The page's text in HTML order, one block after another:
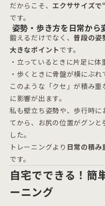
だからこそ、 エクササイズで
です。
姿勢・歩き方を日常から
鍛えるだけでなく、普段の姿
大きなポイントです。
・立っているときに片足に
・歩くときに骨盤が横にぶれ
このような「クセ」が積み
に影響が出ます。
私も壁立ち姿勢や、歩行時
てから、お尻の位置がグン
した。
トレーニングより 日常の積み
です。
自宅でできる！簡
ーニング